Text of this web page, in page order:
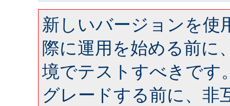
新しいバージョンを使
際に運用を始める前に
境でテストすべきです
グレードする前に、非